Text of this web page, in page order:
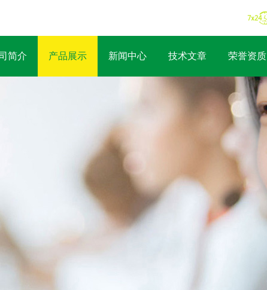
简介 产品展示 新闻中心 技术文章 荣誉资质